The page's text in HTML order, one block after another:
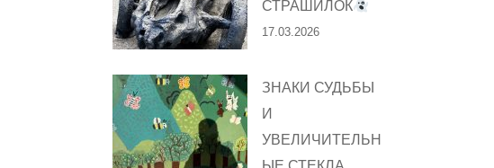
СТРАШИЛОК
17.03.2026
ЗНАКИ СУДЬБЫ
И
УВЕЛИЧИТЕЛЬН